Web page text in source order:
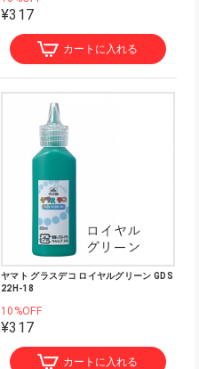
¥317
カートに入れる
ヤマト グラスデコ ロイヤルグリーン GDS
22H-18
10%OFF
¥317
カートに入れる